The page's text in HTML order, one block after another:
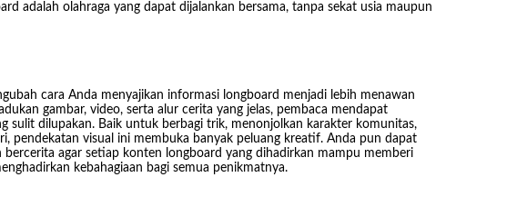
adalah olahraga yang dapat dijalankan bersama, tanpa sekat usia maupun
cara Anda menyajikan informasi longboard menjadi lebih menawan
gambar, video, serta alur cerita yang jelas, pembaca mendapat
sulit dilupakan. Baik untuk berbagi trik, menonjolkan karakter komunitas,
pendekatan visual ini membuka banyak peluang kreatif. Anda pun dapat
bercerita agar setiap konten longboard yang dihadirkan mampu memberi
kebahagiaan bagi semua penikmatnya.